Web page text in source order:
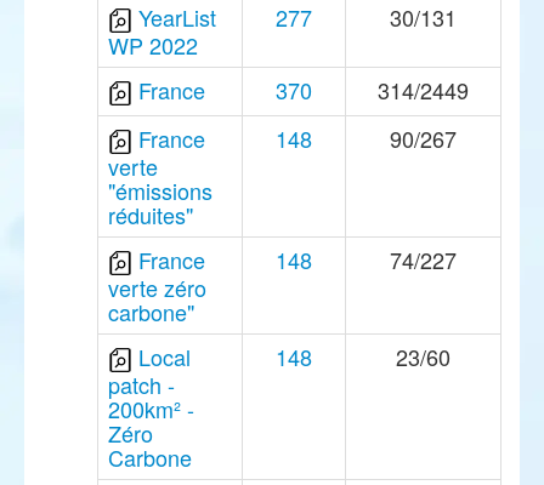
YearList
WP 2022
277 30/131
France 370
314/2449
France
verte
"émissions
réduites"
148 90/267
France
verte zéro
carbone"
148 74/227
Local
patch -
200km² -
Zéro
Carbone
148 23/60